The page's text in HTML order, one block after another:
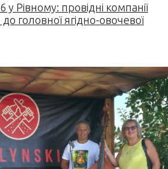
Рівному: провідні компанії
головної ягідно-овочевої